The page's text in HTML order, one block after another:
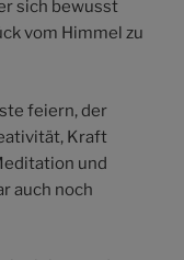
sich bewusst
vom Himmel zu
feiern, der
Kraft
und
auch noch